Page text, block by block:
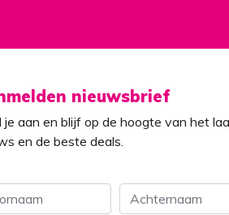
nieuwsbrief
je aan en blijf op de hoogte van het
en de beste deals.